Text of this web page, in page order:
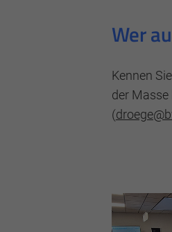
Wer
Kennen
der Masse
(